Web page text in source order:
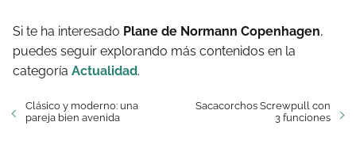
Si te ha interesado Plane de Normann Copenhagen,
puedes seguir explorando más contenidos en la
categoría Actualidad.
Clásico y moderno: una
pareja bien avenida
Sacacorchos Screwpull con
3 funciones